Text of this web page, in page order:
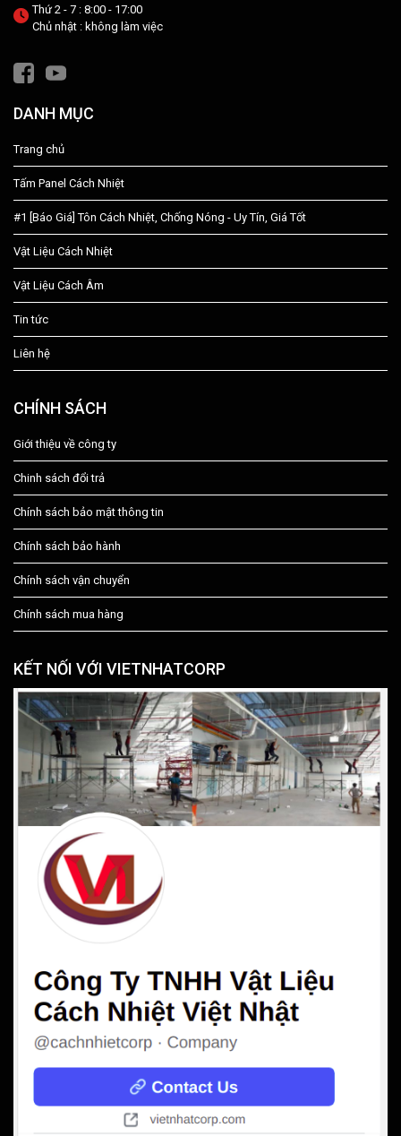
Thứ 2 - 7 : 8:00 - 17:00
Chủ nhật : không làm việc
DANH MỤC
Trang chủ
Tấm Panel Cách Nhiệt
#1 [Báo Giá] Tôn Cách Nhiệt, Chống Nóng - Uy Tín, Giá Tốt
Vật Liệu Cách Nhiệt
Vật Liệu Cách Âm
Tin tức
Liên hệ
CHÍNH SÁCH
Giới thiệu về công ty
Chinh sách đổi trả
Chính sách bảo mật thông tin
Chính sách bảo hành
Chính sách vận chuyển
Chính sách mua hàng
KẾT NỐI VỚI VIETNHATCORP